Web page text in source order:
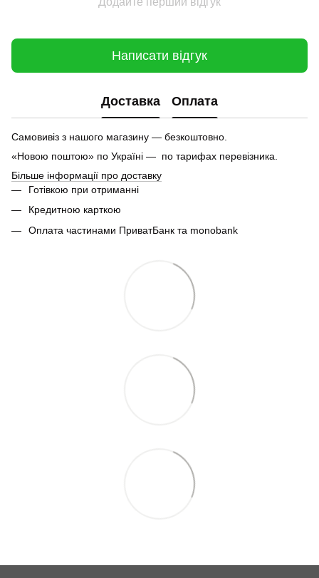
Написати відгук
Доставка Оплата
Самовивіз з нашого магазину — безкоштовно.
«Новою поштою» по Україні — по тарифах перевізника.
Більше інформації про доставку
Готівкою при отриманні
Кредитною карткою
Оплата частинами ПриватБанк та monobank